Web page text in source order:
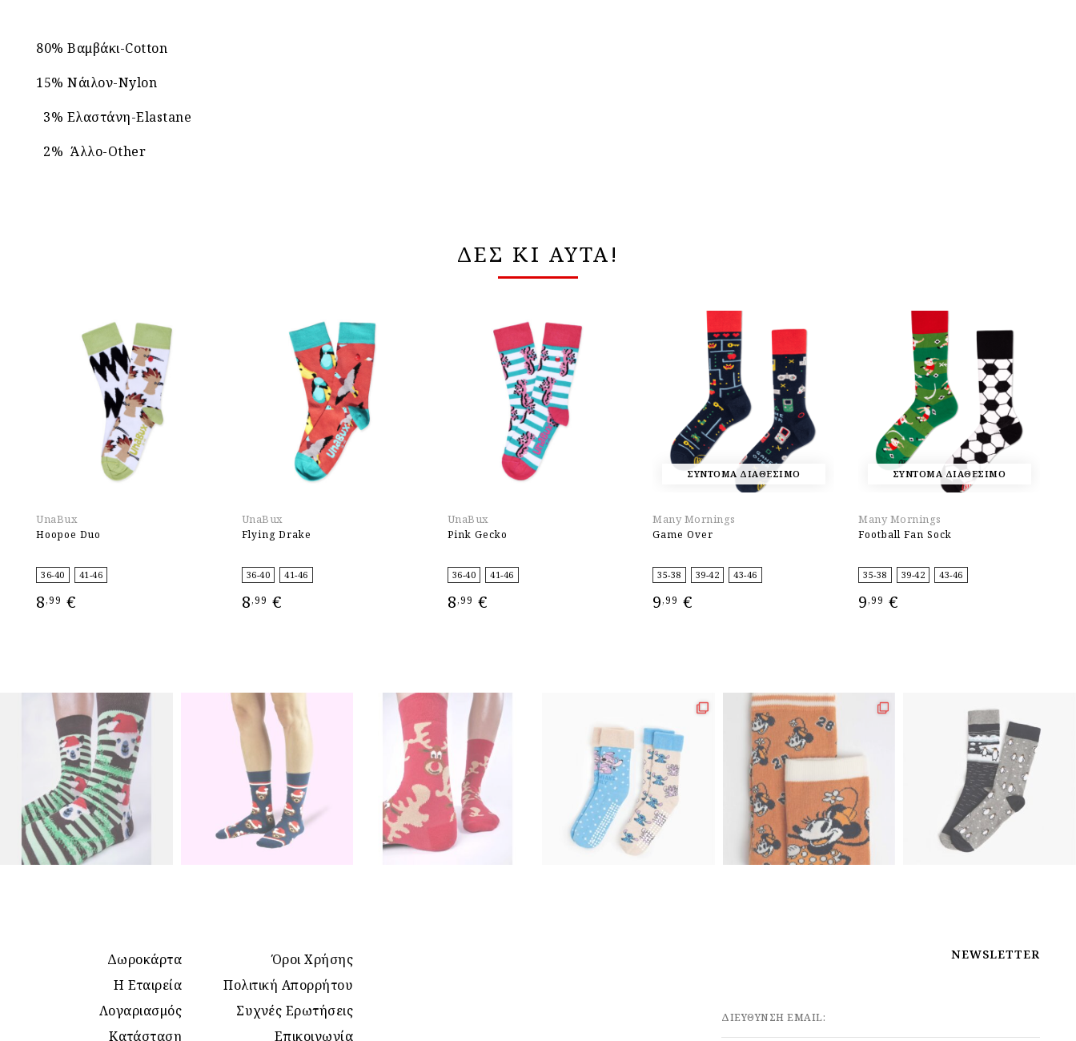
80% Βαμβάκι-Cotton
15% Νάιλον-Nylon
3% Ελαστάνη-Elastane
2% Άλλο-Other
ΔΕΣ ΚΙ ΑΥΤΑ!
UnaBux
Hoopoe Duo
36-40 41-46
8,99 €
UnaBux
Flying Drake
36-40 41-46
8,99 €
UnaBux
Pink Gecko
36-40 41-46
8,99 €
ΣΥΝΤΟΜΑ ΔΙΑΘΕΣΙΜΟ
Many Mornings
Game Over
35-38 39-42 43-46
9,99 €
ΣΥΝΤΟΜΑ ΔΙΑΘΕΣΙΜΟ
Many Mornings
Football Fan Sock
35-38 39-42 43-46
9,99 €
Δωροκάρτα
Η Εταιρεία
Λογαριασμός
Κατάσταση
Όροι Χρήσης
Πολιτική Απορρήτου
Συχνές Ερωτήσεις
Επικοινωνία
NEWSLETTER
ΔΙΕΥΘΥΝΣΗ EMAIL: